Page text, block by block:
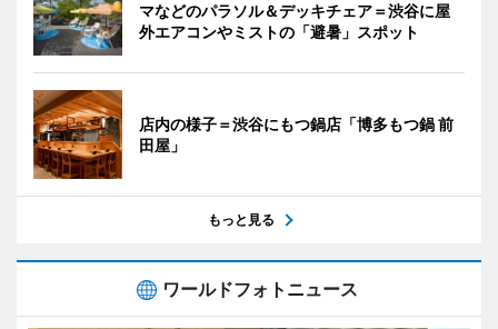
マなどのパラソル＆デッキチェア＝渋谷に屋
外エアコンやミストの「避暑」スポット
店内の様子＝渋谷にもつ鍋店「博多もつ鍋 前
田屋」
もっと見る
ワールドフォトニュース